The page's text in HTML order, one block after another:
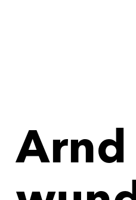
Arnd